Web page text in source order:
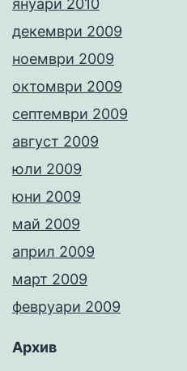
януари 2010
декември 2009
ноември 2009
октомври 2009
септември 2009
август 2009
юли 2009
юни 2009
май 2009
април 2009
март 2009
февруари 2009
Архив